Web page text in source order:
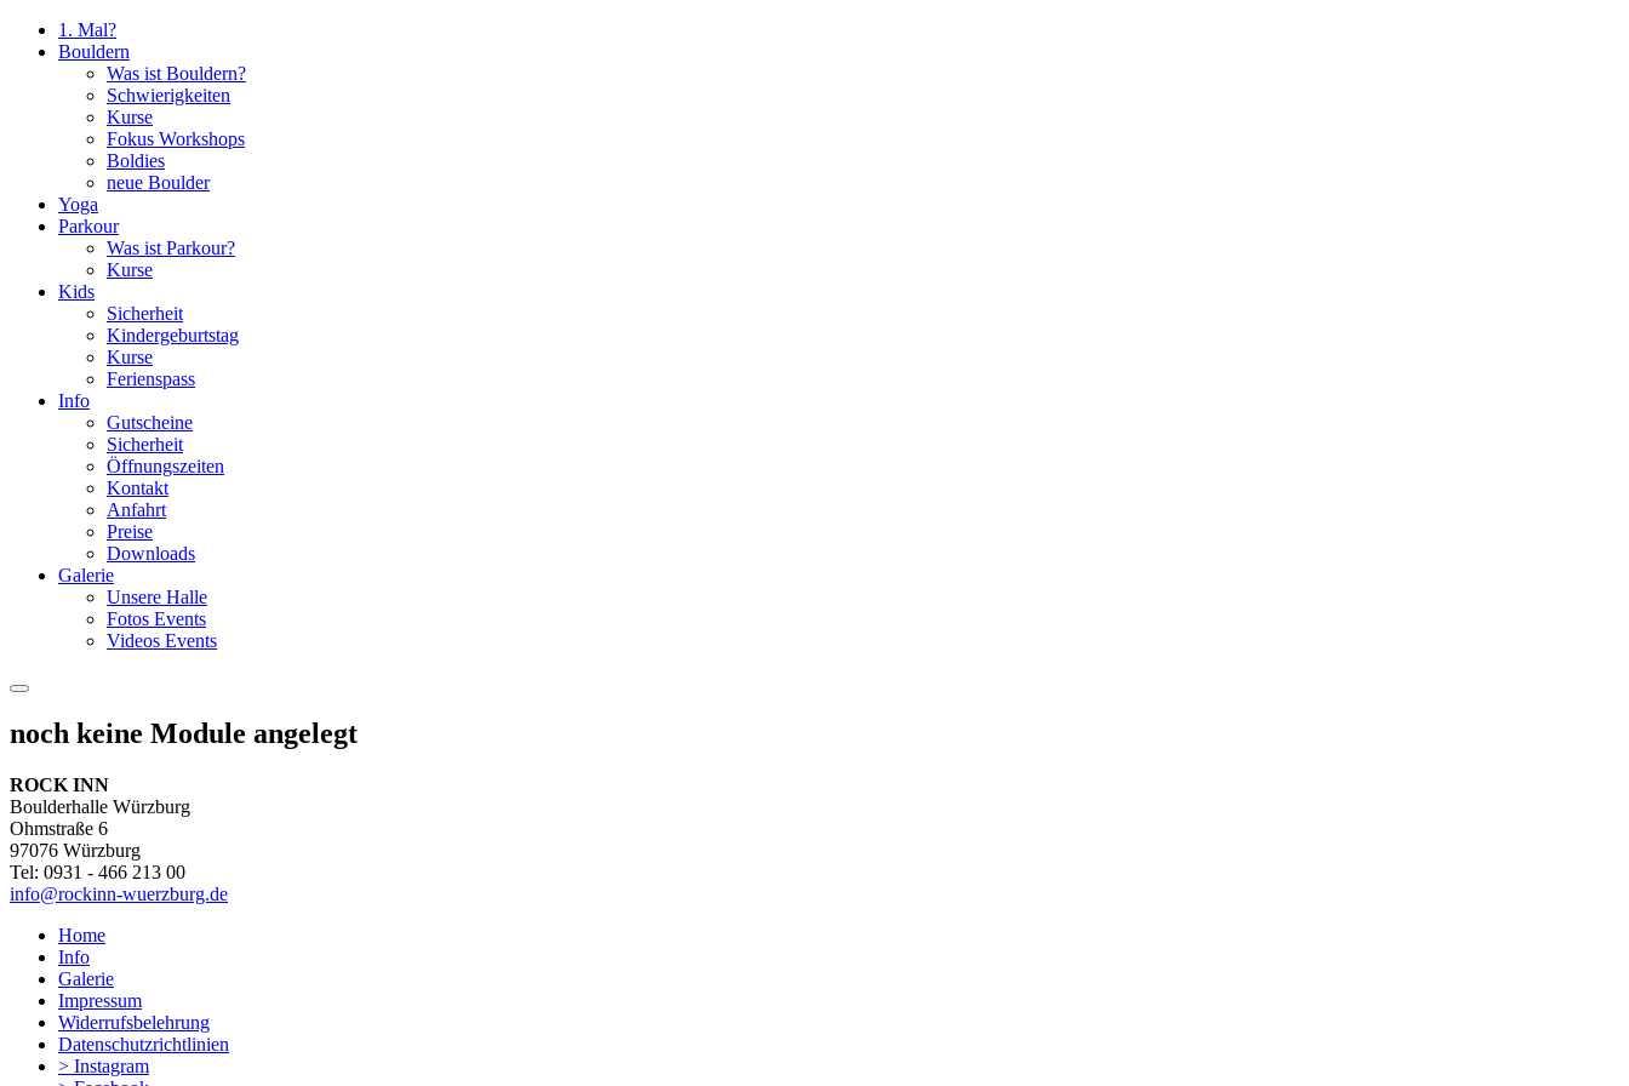
1. Mal?
Bouldern
Was ist Bouldern?
Schwierigkeiten
Kurse
Fokus Workshops
Boldies
neue Boulder
Yoga
Parkour
Was ist Parkour?
Kurse
Kids
Sicherheit
Kindergeburtstag
Kurse
Ferienspass
Info
Gutscheine
Sicherheit
Öffnungszeiten
Kontakt
Anfahrt
Preise
Downloads
Galerie
Unsere Halle
Fotos Events
Videos Events
noch keine Module angelegt
ROCK INN
Boulderhalle Würzburg
Ohmstraße 6
97076 Würzburg
Tel: 0931 - 466 213 00
info@rockinn-wuerzburg.de
Home
Info
Galerie
Impressum
Widerrufsbelehrung
Datenschutzrichtlinien
> Instagram